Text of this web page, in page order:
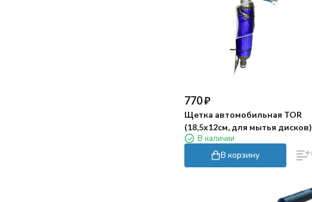
770₽
Щетка автомобильная TOR
(18,5х12см, для мытья дисков)
В наличии
В корзину